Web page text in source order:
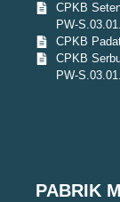
CPKB
PW-
CPKB
CPKB
PW-
PABRIK